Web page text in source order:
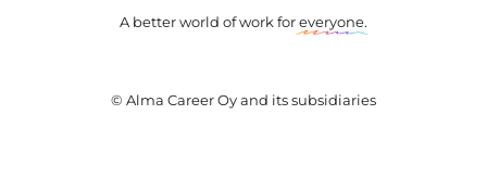
A better world of work foreveryone.
© Alma Career Oy and its subsidiaries